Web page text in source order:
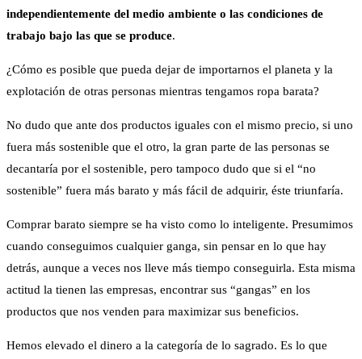
independientemente del medio ambiente o las condiciones de
trabajo bajo las que se produce.
¿Cómo es posible que pueda dejar de importarnos el planeta y la
explotación de otras personas mientras tengamos ropa barata?
No dudo que ante dos productos iguales con el mismo precio, si uno
fuera más sostenible que el otro, la gran parte de las personas se
decantaría por el sostenible, pero tampoco dudo que si el “no
sostenible” fuera más barato y más fácil de adquirir, éste triunfaría.
Comprar barato siempre se ha visto como lo inteligente. Presumimos
cuando conseguimos cualquier ganga, sin pensar en lo que hay
detrás, aunque a veces nos lleve más tiempo conseguirla. Esta misma
actitud la tienen las empresas, encontrar sus “gangas” en los
productos que nos venden para maximizar sus beneficios.
Hemos elevado el dinero a la categoría de lo sagrado. Es lo que